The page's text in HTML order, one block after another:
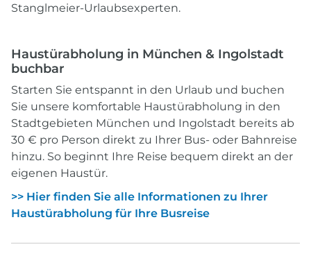
Stanglmeier-Urlaubsexperten.
Haustürabholung in München & Ingolstadt
buchbar
Starten Sie entspannt in den Urlaub und buchen
Sie unsere komfortable Haustürabholung in den
Stadtgebieten München und Ingolstadt bereits ab
30 € pro Person direkt zu Ihrer Bus- oder Bahnreise
hinzu. So beginnt Ihre Reise bequem direkt an der
eigenen Haustür.
>> Hier finden Sie alle Informationen zu Ihrer
Haustürabholung für Ihre Busreise